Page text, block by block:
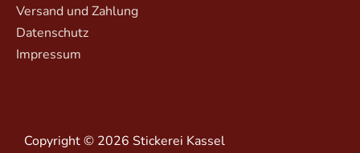
Versand und Zahlung
Datenschutz
Impressum
Copyright © 2026 Stickerei Kassel